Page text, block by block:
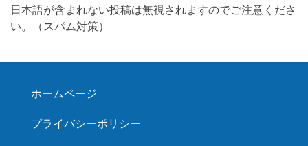
日本語が含まれない投稿は無視されますのでご注意くださ
い。（スパム対策）
ホームページ
プライバシーポリシー